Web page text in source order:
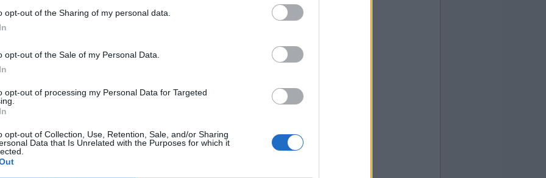
opt-out of the Sharing of my personal data.
opt-out of the Sale of my Personal Data.
opt-out of processing my Personal Data for Targeted
opt-out of Collection, Use, Retention, Sale, and/or Sharing
Data that Is Unrelated with the Purposes for which it
:
Hilda Furacão